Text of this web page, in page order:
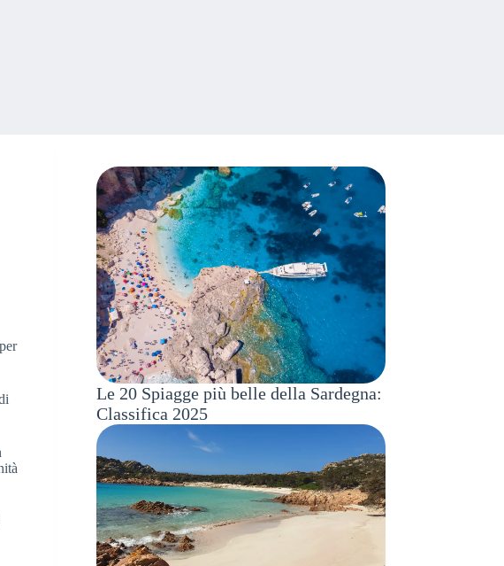
Le 20 Spiagge più belle della Sardegna:
Classifica 2025